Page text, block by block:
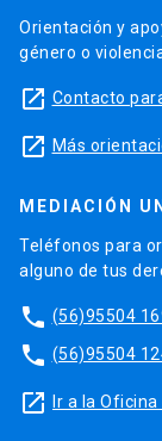
Orientación y
género o
launch Contacto
launch Más
MEDIACIÓN
Teléfonos para
alguno de tus
phone (56)95504
phone (56)95504
launch Ir a la